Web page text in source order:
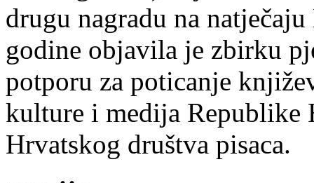
drugu nagradu na
godine objavila je zbirku
potporu za poticanje
kulture i medija Republike
Hrvatskog društva pisaca.